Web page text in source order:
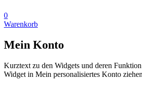
0
Warenkorb
Mein Konto
Kurztext zu den Widgets und deren
Widget in Mein personalisiertes Konto